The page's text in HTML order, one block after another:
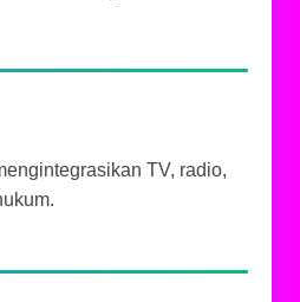
TV, radio,